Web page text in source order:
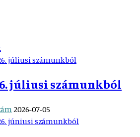
júliusi számunkból
2026-07-05